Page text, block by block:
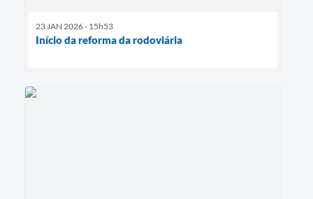
23 JAN 2026 - 15h53
Início da reforma da rodoviária